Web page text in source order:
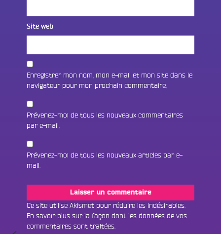
Site web
Enregistrer mon nom, mon e-mail et mon site dans le
navigateur pour mon prochain commentaire.
Prévenez-moi de tous les nouveaux commentaires
par e-mail.
Prévenez-moi de tous les nouveaux articles par e-
mail.
Ce site utilise Akismet pour réduire les indésirables.
En savoir plus sur la façon dont les données de vos
commentaires sont traitées
Écouter le direct